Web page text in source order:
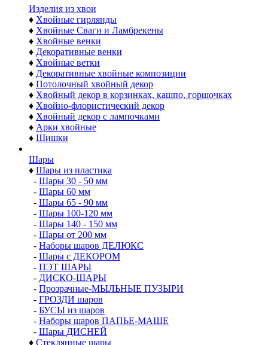
Изделия из хвои
♦ Хвойные гирлянды
♦ Хвойные Сваги и Ламбрекены
♦ Хвойные венки
♦ Декоративные венки
♦ Хвойные ветки
♦ Декоративные хвойные композиции
♦Хвойный декор в корзинках, кашпо, горшочках
♦ Хвойно-флористический декор
♦Хвойный декор с лампочками
♦Арки хвойные
♦Шишки
Шары
Шары из пластика
Шары 30 - 50 мм
Шары 60 мм
Шары 65 - 90 мм
-Шары 100-120 мм